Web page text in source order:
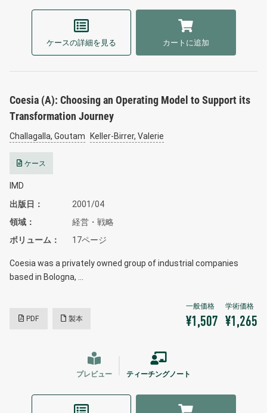
ケースの詳細を見る カートに追加
Coesia (A): Choosing an Operating Model to Support its
Transformation Journey
Challagalla, Goutam Keller-Birrer, Valerie
ケース
IMD
出版日
2001/04
領域
経営・戦略
ボリューム
17ページ
Coesia was a privately owned group of industrial companies
based in Bologna, …
PDF 製本 ¥1,507 ¥1,265
プレビュー ティーチングノート